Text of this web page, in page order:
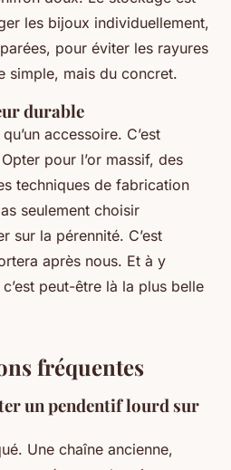
les bijoux individuellement,
pour éviter les rayures
simple, mais du concret.
durable
accessoire. C’est
pour l’or massif, des
techniques de fabrication
seulement choisir
sur la pérennité. C’est
après nous. Et à y
peut-être là la plus belle
fréquentes
un pendentif lourd sur
Une chaîne ancienne,